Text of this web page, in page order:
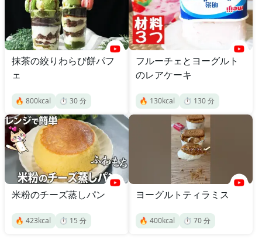
抹茶の絞りわらび餅パフ
ェ
🔥 800kcal ⏱️ 30分
フルーチェとヨーグルト
のレアケーキ
🔥 130kcal ⏱️ 130分
米粉のチーズ蒸しパン
🔥 423kcal ⏱️ 15 分
ヨーグルトティラミス
🔥 400kcal ⏱️ 70分